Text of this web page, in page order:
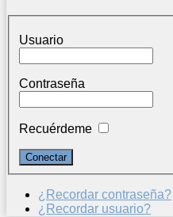
Usuario
Contraseña
Recuérdeme
¿Recordar contraseña?
¿Recordar usuario?